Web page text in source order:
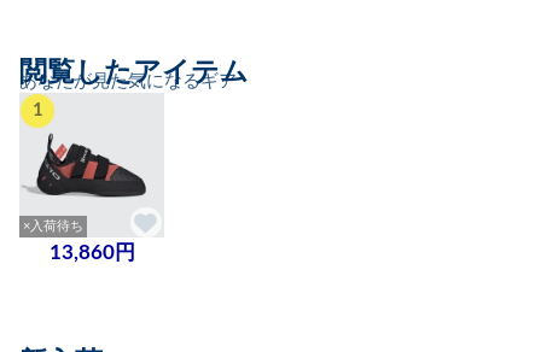
あなたが見た気になるギア
閲覧したアイテム
1
×入荷待ち
13,860円